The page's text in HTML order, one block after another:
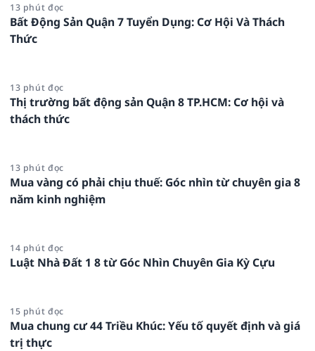
13 phút đọc
Bất Động Sản Quận 7 Tuyển Dụng: Cơ Hội Và Thách
Thức
13 phút đọc
Thị trường bất động sản Quận 8 TP.HCM: Cơ hội và
thách thức
13 phút đọc
Mua vàng có phải chịu thuế: Góc nhìn từ chuyên gia 8
năm kinh nghiệm
14 phút đọc
Luật Nhà Đất 1 8 từ Góc Nhìn Chuyên Gia Kỳ Cựu
15 phút đọc
Mua chung cư 44 Triều Khúc: Yếu tố quyết định và giá
trị thực